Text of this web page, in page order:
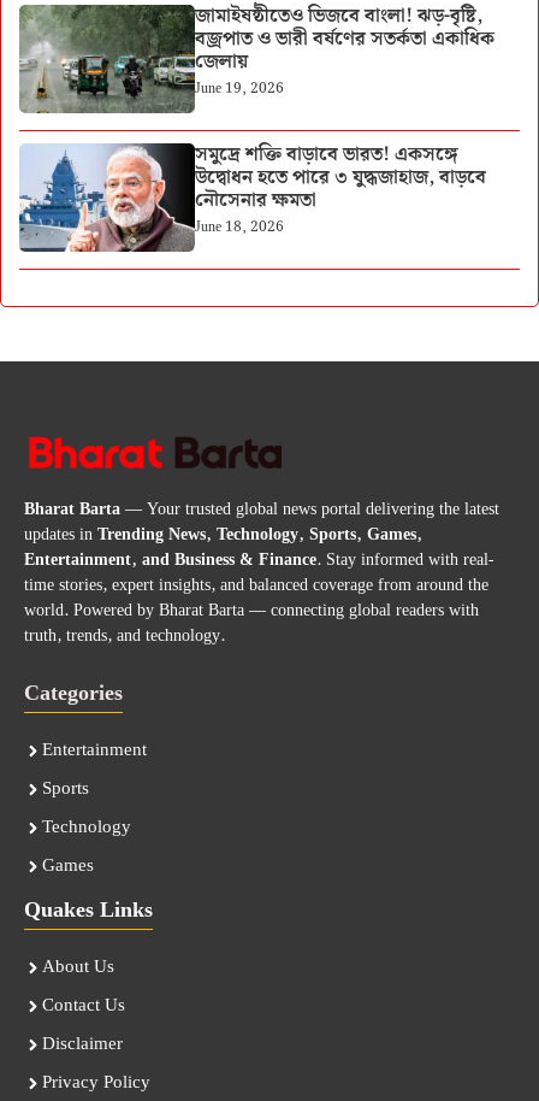
জামাইষষ্ঠীতেও ভিজবে বাংলা! ঝড়-বৃষ্টি,
বজ্রপাত ও ভারী বর্ষণের সতর্কতা একাধিক
জেলায়
June 19, 2026
সমুদ্রে শক্তি বাড়াবে ভারত! একসঙ্গে
উদ্বোধন হতে পারে ৩ যুদ্ধজাহাজ, বাড়বে
নৌসেনার ক্ষমতা
June 18, 2026
Bharat Barta— Your trusted global news portal delivering the latest
updates inTrending News, Technology, Sports, Games,
Entertainment, and Business & Finance. Stay informed with real-
time stories, expert insights, and balanced coverage from around the
world. Powered by Bharat Barta — connecting global readers with
truth, trends, and technology.
Categories
Entertainment
Sports
Technology
Games
Quakes Links
About Us
Contact Us
Disclaimer
Privacy Policy